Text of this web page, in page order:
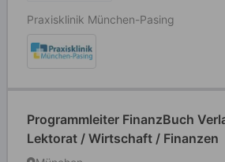
Praxisklinik München-Pasing
Programmleiter FinanzBuch
Lektorat / Wirtschaft / Finanzen